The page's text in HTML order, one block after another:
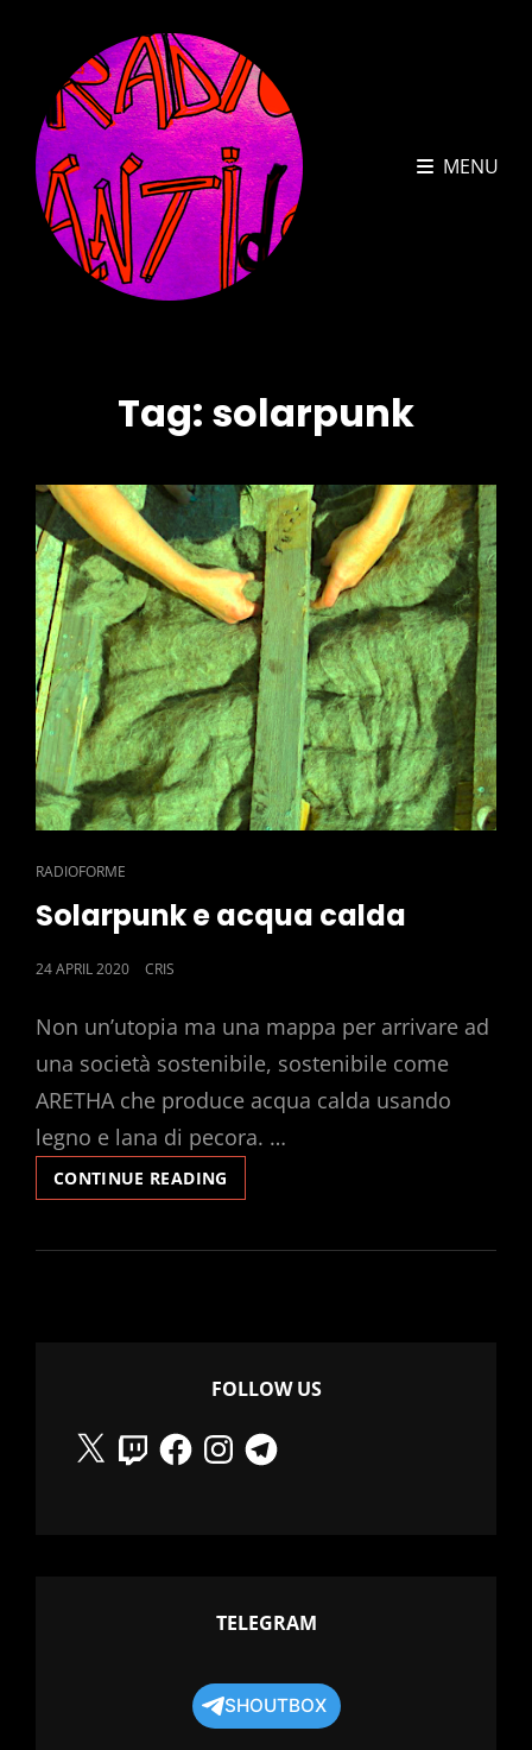
MENU
Tag: solarpunk
CAT
LINKS
RADIOFORME
Solarpunk e acqua calda
POSTED
24 APRIL 2020 CRIS
Non un’utopia ma una mappa per arrivare ad
una società sostenibile, sostenibile come
ARETHA che produce acqua calda usando
legno e lana di pecora. …
CONTINUE READING
E
CALDA
FOLLOW US
X
TwitchFacebookInstagramTelegram
TELEGRAM
SHOUTBOX